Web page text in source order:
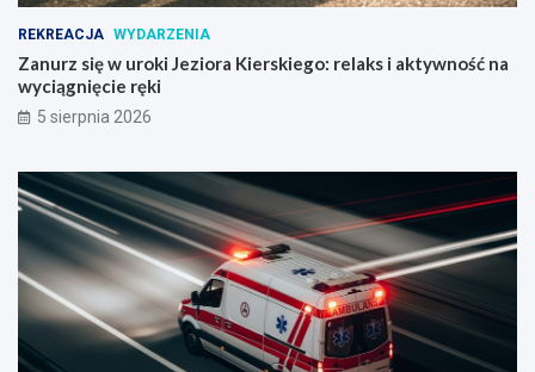
REKREACJA WYDARZENIA
Zanurz się w uroki Jeziora Kierskiego: relaks i aktywność na
wyciągnięcie ręki
5 sierpnia 2026